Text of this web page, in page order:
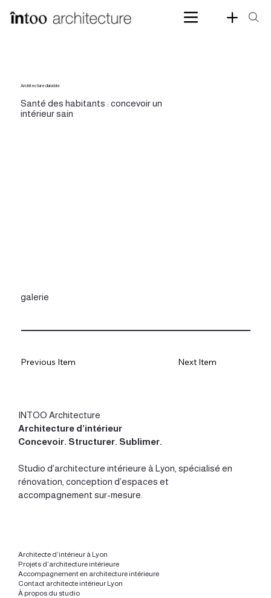
Architecture durable
Santé des habitants : concevoir un
intérieur sain
galerie
Previous Item Next Item
INTOO Architecture
Architecture d’intérieur
Concevoir. Structurer. Sublimer.
Studio d’architecture intérieure à Lyon , spécialisé en
rénovation, conception d’espaces et
accompagnement sur-mesure.
Architecte d’intérieur à Lyon
Projets d’architecture intérieure
Accompagnement en architecture intérieure
Contact architecte intérieur Lyon
À propos du studio